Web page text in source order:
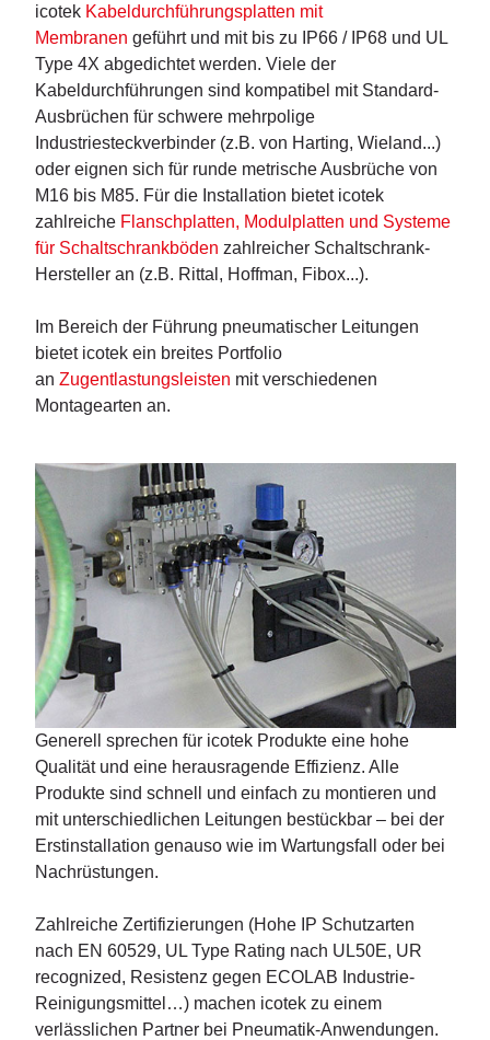
icotek Kabeldurchführungsplatten mit
Membranen geführt und mit bis zu IP66 / IP68 und UL
Type 4X abgedichtet werden. Viele der
Kabeldurchführungen sind kompatibel mit Standard-
Ausbrüchen für schwere mehrpolige
Industriesteckverbinder (z.B. von Harting, Wieland...)
oder eignen sich für runde metrische Ausbrüche von
M16 bis M85. Für die Installation bietet icotek
zahlreiche Flanschplatten, Modulplatten und Systeme
für Schaltschrankböden zahlreicher Schaltschrank-
Hersteller an (z.B. Rittal, Hoffman, Fibox...).
Im Bereich der Führung pneumatischer Leitungen
bietet icotek ein breites Portfolio
an Zugentlastungsleisten mit verschiedenen
Montagearten an.
Generell sprechen für icotek Produkte eine hohe
Qualität und eine herausragende Effizienz. Alle
Produkte sind schnell und einfach zu montieren und
mit unterschiedlichen Leitungen bestückbar – bei der
Erstinstallation genauso wie im Wartungsfall oder bei
Nachrüstungen.
Zahlreiche Zertifizierungen (Hohe IP Schutzarten
nach EN 60529, UL Type Rating nach UL50E, UR
recognized, Resistenz gegen ECOLAB Industrie-
Reinigungsmittel…) machen icotek zu einem
verlässlichen Partner bei Pneumatik-Anwendungen.